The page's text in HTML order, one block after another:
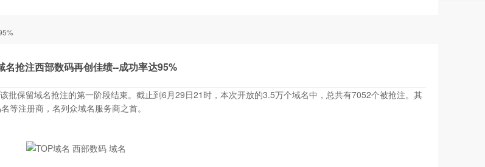
名抢注西部数码再创佳绩--成功率达95%
保留域名抢注的第一阶段结束。截止到6月29日21时，本次开放的3.5万个域名中，总共有7052个被抢注。其
等注册商，名列众域名服务商之首。